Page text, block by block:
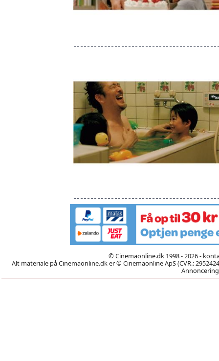
© Cinemaonline.dk 1998 - 2026 -
Alt materiale på Cinemaonline.dk er © Cinemaonline ApS (CVR.: